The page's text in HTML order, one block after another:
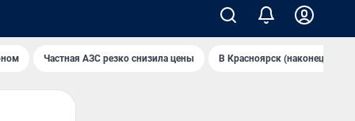
Частная АЗС резко снизила цены В Крaсноярск (нaконец-то)